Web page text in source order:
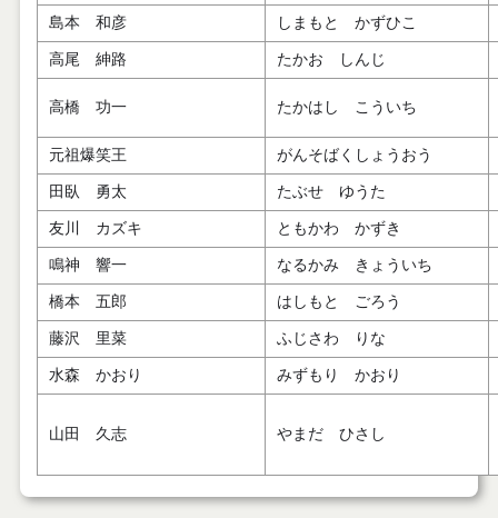
島本 和彦 しまもと かずひこ
高尾 紳路 たかお しんじ
高橋 功一 たかはし こういち
元祖爆笑王 がんそばくしょうおう
田臥 勇太 たぶせ ゆうた
友川 カズキ ともかわ かずき
鳴神 響一 なるかみ きょういち
橋本 五郎 はしもと ごろう
藤沢 里菜 ふじさわ りな
水森 かおり みずもり かおり
山田 久志 やまだ ひさし